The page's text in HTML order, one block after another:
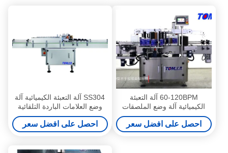
60-120BPM آلة التعبئة
الكيميائية آلة وضع الملصقات
ذاتية الجانبين
احصل على افضل سعر
SS304 آلة التعبئة الكيميائية آلة
وضع العلامات الباردة التلقائية
احصل على افضل سعر